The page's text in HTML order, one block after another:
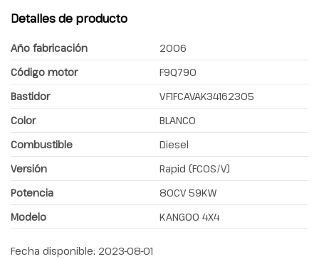
Detalles de producto
Año fabricación
2006
Código motor
F9Q790
Bastidor
VF1FCAVAK34162305
Color
BLANCO
Combustible
Diesel
Versión
Rapid (FC0S/V)
Potencia
80CV 59KW
Modelo
KANGOO 4X4
Fecha disponible: 2023-08-01